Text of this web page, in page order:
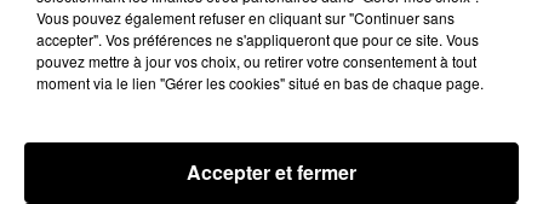
Loir-et-Cher : un pyromane interpellé grâce
au sang-froid des...
Samedi 25 juillet, plus d'une dizaine de feux de
champs et de sous-bois ont été déclenchés dans le
LE GRAND FORMAT
Vous pouvez également refuser en cliquant sur "Continuer sans
accepter". Vos préférences ne s'appliqueront que pour ce site. Vous
pouvez mettre à jour vos choix, ou retirer votre consentement à tout
moment via le lien "Gérer les cookies" situé en bas de chaque page.
Accepter et fermer